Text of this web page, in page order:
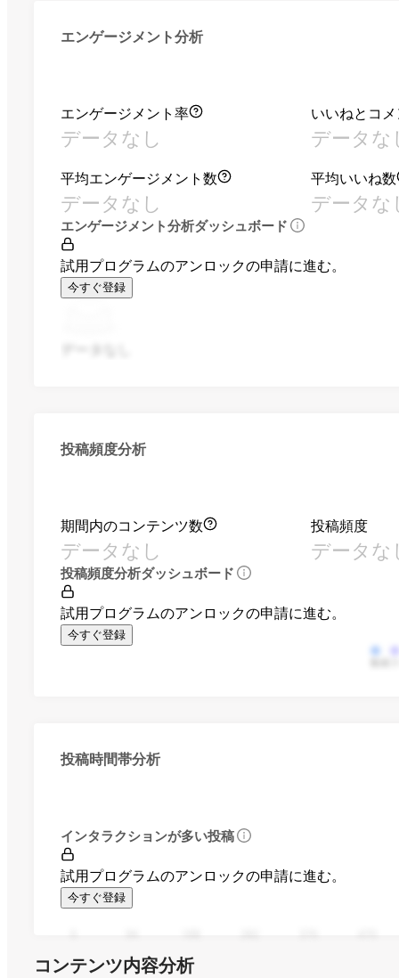
エンゲージメント分析
エンゲージメント率
データなし
いいねとコ
データな
平均エンゲージメント数
データなし
平均いいね数
データな
エンゲージメント分析ダッシュボード
試用プログラムのアンロックの申請に進む。
今すぐ登録
投稿頻度分析
期間内のコンテンツ数
データなし
投稿頻度
データな
投稿頻度分析ダッシュボード
試用プログラムのアンロックの申請に進む。
今すぐ登録
投稿時間帯分析
インタラクションが多い投稿
試用プログラムのアンロックの申請に進む。
今すぐ登録
コンテンツ内容分析